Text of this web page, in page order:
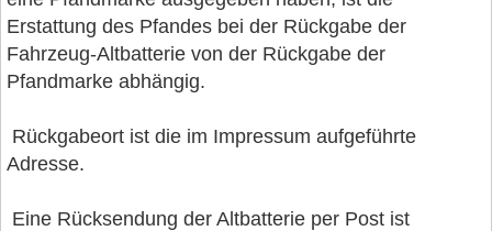
Erstattung des Pfandes bei der Rückgabe der
Fahrzeug-Altbatterie von der Rückgabe der
Pfandmarke abhängig.
Rückgabeort ist die im Impressum aufgeführte
Adresse.
Eine Rücksendung der Altbatterie per Post ist